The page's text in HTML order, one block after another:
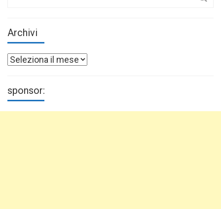
Archivi
Archivi
sponsor: